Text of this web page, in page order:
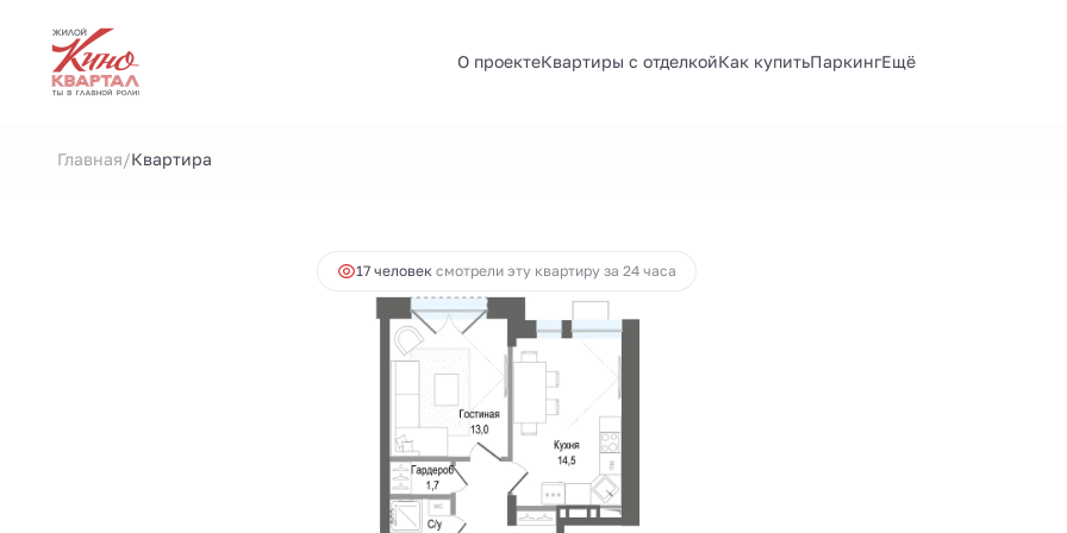
О проектеКвартиры с отделкойКак купитьПаркингЕщё
Главная/Квартира
2-комнатная63.3 м
17 человек смотрели эту квартиру за 24 часа